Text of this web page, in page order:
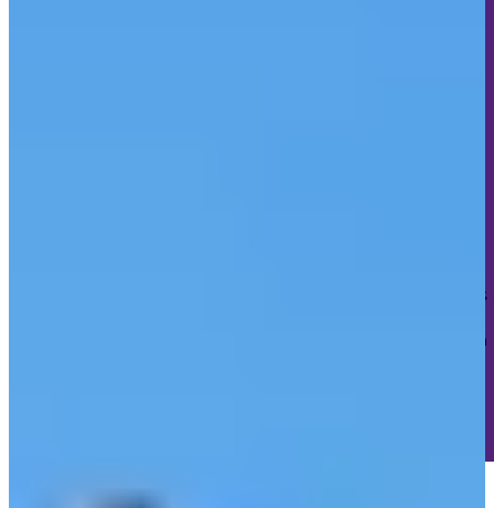
Wir setzen nur die absolut notwendigen technischen Cookies
Keine 47 verschiedenen "Partner" die deine Daten